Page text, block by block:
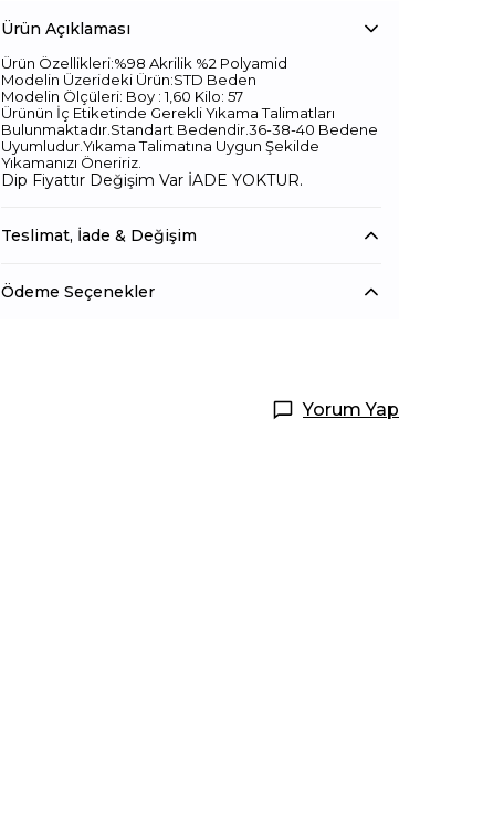
Ürün Açıklaması
Ürün Özellikleri:%98 Akrilik %2 Polyamid
Modelin Üzerideki Ürün:STD Beden
Modelin Ölçüleri: Boy : 1,60 Kilo: 57
Ürünün İç Etiketinde Gerekli Yıkama Talimatları
Bulunmaktadır.Standart Bedendir.36-38-40 Bedene
Uyumludur.Yıkama Talimatına Uygun Şekilde
Yıkamanızı Öneririz.
Dip Fiyattır Değişim Var İADE YOKTUR.
Teslimat, İade & Değişim
Ödeme Seçenekler
Yorum Yap